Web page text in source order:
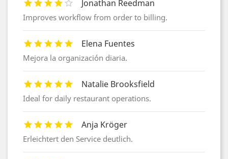
Jonathan Reedman
Improves workflow from order to billing.
Elena Fuentes
Mejora la organización diaria.
Natalie Brooksfield
Ideal for daily restaurant operations.
Anja Kröger
Erleichtert den Service deutlich.